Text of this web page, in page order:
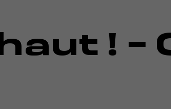
! -